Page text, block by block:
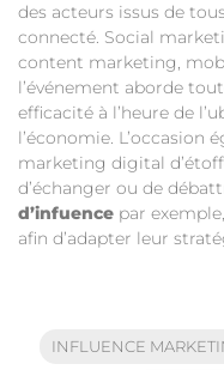
des acteurs issus de
connecté. Social
content marketing,
l’événement aborde
efficacité à l’heure de
l’économie. L’occasion
marketing digital
d’échanger ou de
d’infuence par
afin d’adapter leur
INFLUENCE